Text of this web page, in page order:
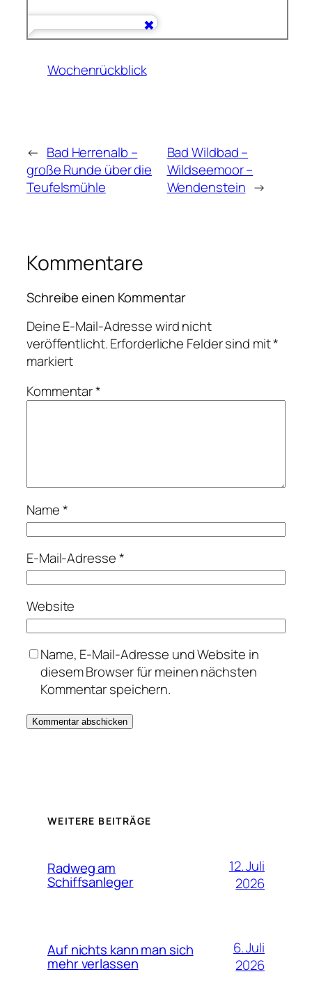
Wochenrückblick
← Bad Herrenalb –
große Runde über die
Teufelsmühle
Bad Wildbad –
Wildseemoor –
Wendenstein →
Kommentare
Schreibe einen Kommentar
Deine E-Mail-Adresse wird nicht
veröffentlicht.Erforderliche Felder sind mit*
markiert
Kommentar*
Name*
E-Mail-Adresse*
Website
Name, E-Mail-Adresse und Website in
diesem Browser für meinen nächsten
Kommentar speichern.
WEITERE BEITRÄGE
Radweg am
Schiffsanleger
12. Juli
2026
Auf nichts kann man sich
mehr verlassen
6. Juli
2026